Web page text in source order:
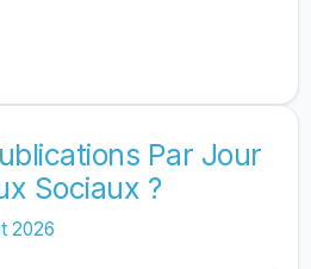
Par Jour
Sociaux ?
2026